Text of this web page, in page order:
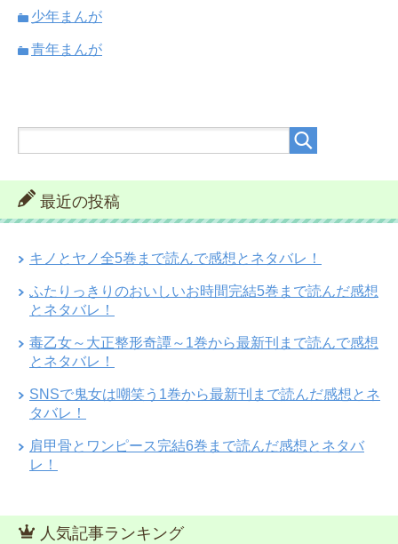
少年まんが
青年まんが
最近の投稿
キノとヤノ全5巻まで読んで感想とネタバレ！
ふたりっきりのおいしいお時間完結5巻まで読んだ感想
とネタバレ！
毒乙女～大正整形奇譚～1巻から最新刊まで読んで感想
とネタバレ！
SNSで鬼女は嘲笑う1巻から最新刊まで読んだ感想とネ
タバレ！
肩甲骨とワンピース完結6巻まで読んだ感想とネタバ
レ！
人気記事ランキング